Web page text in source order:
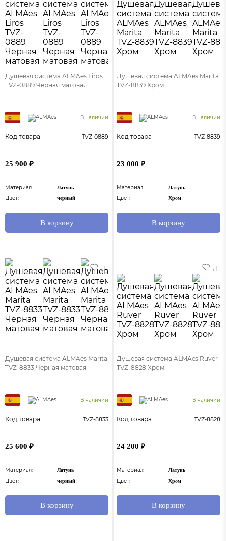
Душевая система ALMAes Liros
TVZ-0889 Черная матовая
В наличии
Код товара TVZ-0889
25 900 ₽
Материал: Латунь
Цвет: черный
В корзину
Душевая система ALMAes Marita
TVZ-8839 Хром
В наличии
Код товара TVZ-8839
23 000 ₽
Материал: Латунь
Цвет: Хром
В корзину
Душевая система ALMAes Marita
TVZ-8833 Черная матовая
В наличии
Код товара TVZ-8833
25 600 ₽
Материал: Латунь
Цвет: черный
В корзину
Душевая система ALMAes Ruver
TVZ-8828 Хром
В наличии
Код товара TVZ-8828
24 200 ₽
Материал: Латунь
Цвет: Хром
В корзину